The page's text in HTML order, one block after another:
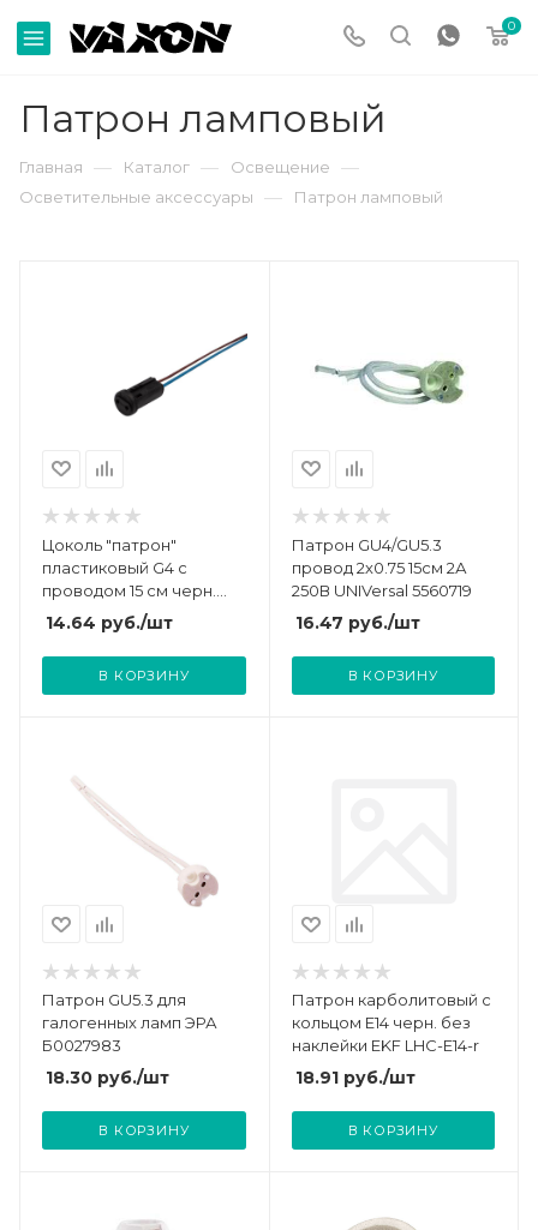
0
Патрон ламповый
Главная — Каталог — Освещение —
Осветительные аксессуары — Патрон ламповый
Цоколь "патрон"
пластиковый G4 с
проводом 15 см черн.
Rexant 11-8895
14.64 руб./шт
В КОРЗИНУ
Патрон GU4/GU5.3
провод 2х0.75 15см 2А
250В UNIVersal 5560719
16.47 руб./шт
В КОРЗИНУ
Патрон GU5.3 для
галогенных ламп ЭРА
Б0027983
18.30 руб./шт
В КОРЗИНУ
Патрон карболитовый с
кольцом Е14 черн. без
наклейки EKF LHC-E14-r
18.91руб./шт
В КОРЗИНУ